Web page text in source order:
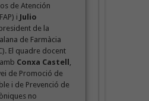
de Atención
i Julio
president de la
de Farmàcia
El quadre docent
Conxa Castell
de Promoció de
i de Prevenció de
no